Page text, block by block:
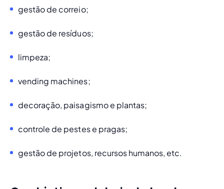
gestão de correio;
gestão de resíduos;
limpeza;
vending machines;
decoração, paisagismo e plantas;
controle de pestes e pragas;
gestão de projetos, recursos humanos, etc.